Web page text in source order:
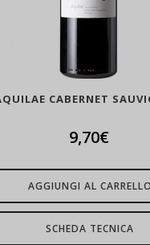
CABERNET
9,70€
AGGIUNGI AL CARRELLO
SCHEDA TECNICA